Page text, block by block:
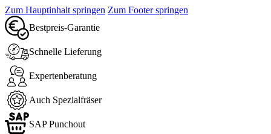
Zum Hauptinhalt springen Zum Footer springen
Bestpreis-Garantie
Schnelle Lieferung
Expertenberatung
Auch Spezialfräser
SAP Punchout